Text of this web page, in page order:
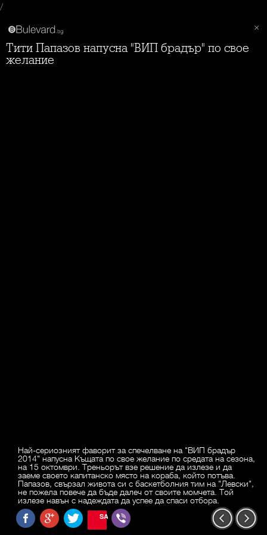
/
Тити Папазов напусна "ВИП брадър" по свое
желание
Най-сериозният фаворит за спечелване на "ВИП брадър
2014" напусна Къщата по свое желание по средата на сезона,
на 15 октомври. Треньорът взе решение да излезе и да
заеме своето капитанско място на кораба, който потъва.
Папазов, свързал живота си с баскетболния тим на "Левски",
не пожела повече да бъде далеч от своите момчета. Той
излезе навън с надеждата да успее да спаси отбора.
SAVE